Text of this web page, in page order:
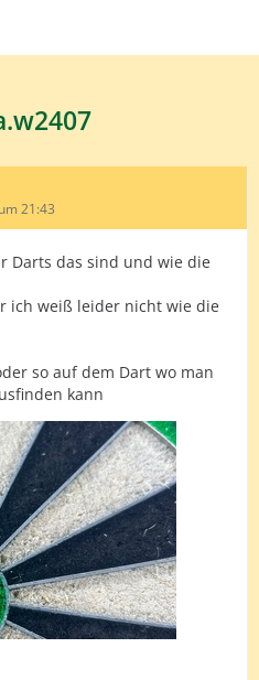
21:43
Darts das sind und wie die
ich weiß leider nicht wie die
so auf dem Dart wo man
kann